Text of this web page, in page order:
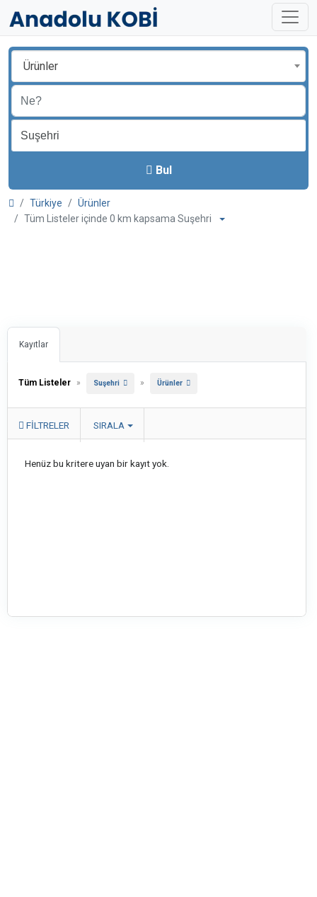
Ürünler
Bul
Türkiye
Ürünler
Tüm Listeler içinde 0 km kapsama Suşehri
Kayıtlar
Tüm Listeler » Suşehri » Ürünler
FILTRELER SIRALA
Henüz bu kritere uyan bir kayıt yok.